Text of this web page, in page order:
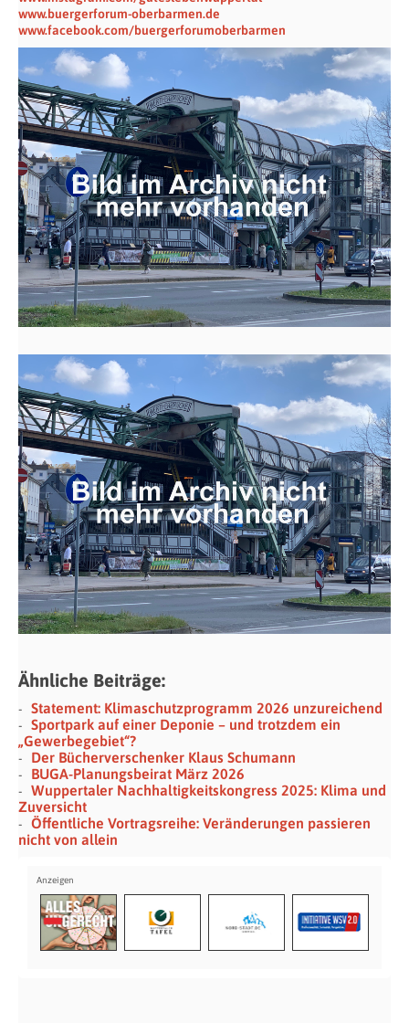
www.buergerforum-oberbarmen.de
www.facebook.com/buergerforumoberbarmen
Ähnliche Beiträge:
Statement: Klimaschutzprogramm 2026 unzureichend
Sportpark auf einer Deponie – und trotzdem ein
„Gewerbegebiet“?
Der Bücherverschenker Klaus Schumann
BUGA-Planungsbeirat März 2026
Wuppertaler Nachhaltigkeitskongress 2025: Klima und
Zuversicht
Öffentliche Vortragsreihe: Veränderungen passieren
nicht von allein